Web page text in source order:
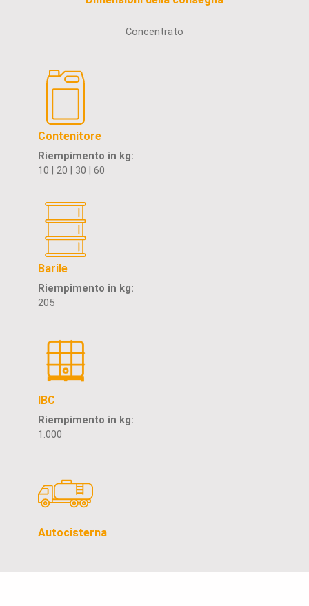
Concentrato
Contenitore
Riempimento in kg:
10 | 20 | 30 | 60
Barile
Riempimento in kg:
205
IBC
Riempimento in kg:
1.000
Autocisterna